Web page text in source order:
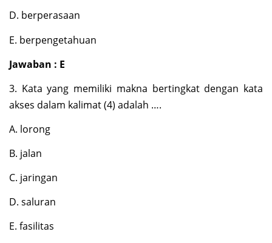
D. berperasaan
E. berpengetahuan
Jawaban : E
3. Kata yang memiliki makna bertingkat dengan kata
akses dalam kalimat (4) adalah ….
A. lorong
B. jalan
C. jaringan
D. saluran
E. fasilitas